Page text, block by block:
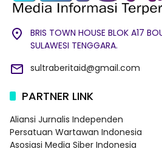
BRIS TOWN HOUSE BLOK A17
SULAWESI TENGGARA.
sultraberitaid@gmail.com
PARTNER LINK
Aliansi Jurnalis Independen
Persatuan Wartawan Indonesia
Asosiasi Media Siber Indonesia